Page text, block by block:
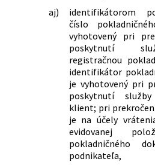
aj)
identifikátorom
číslo
vyhotovený pri
poskytnutí
registračnou
identifikátor
je vyhotovený pri
poskytnutí
klient; pri
je na účely
evidovanej
pokladničného
podnikateľa,